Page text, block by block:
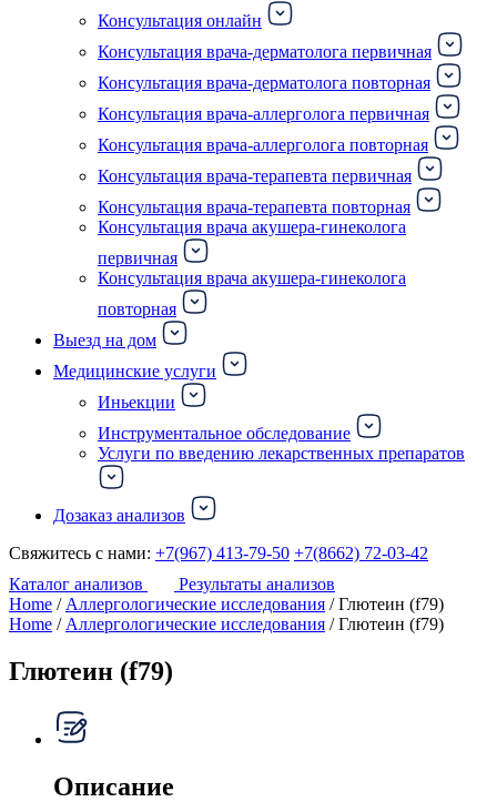
Консультация онлайн
Консультация врача-дерматолога первичная
Консультация врача-дерматолога повторная
Консультация врача-аллерголога первичная
Консультация врача-аллерголога повторная
Консультация врача-терапевта первичная
Консультация врача-терапевта повторная
Консультация врача акушера-гинеколога
первичная
Консультация врача акушера-гинеколога
повторная
Выезд на дом
Медицинские услуги
Иньекции
Инструментальное обследование
Услуги по введению лекарственных препаратов
Дозаказ анализов
Свяжитесь с нами: +7(967) 413-79-50 +7(8662) 72-03-42
Каталог анализов
Результаты анализов
Home / Аллергологические исследования / Глютеин (f79)
Home / Аллергологические исследования / Глютеин (f79)
Глютеин (f79)
Описание